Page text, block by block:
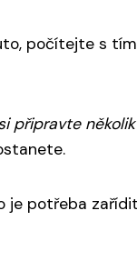
počítejte s
připravte
je potřeba